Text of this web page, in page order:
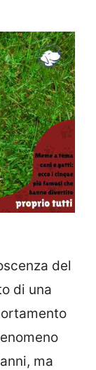
del
di una
ma